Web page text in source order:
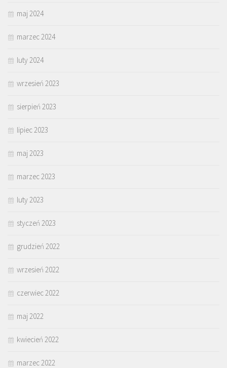
maj 2024
marzec 2024
luty 2024
wrzesień 2023
sierpień 2023
lipiec 2023
maj 2023
marzec 2023
luty 2023
styczeń 2023
grudzień 2022
wrzesień 2022
czerwiec 2022
maj 2022
kwiecień 2022
marzec 2022